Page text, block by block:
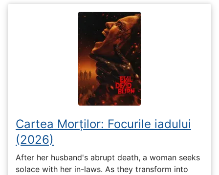
Cartea Morților: Focurile iadului
(2026)
After her husband's abrupt death, a woman seeks
solace with her in-laws. As they transform into